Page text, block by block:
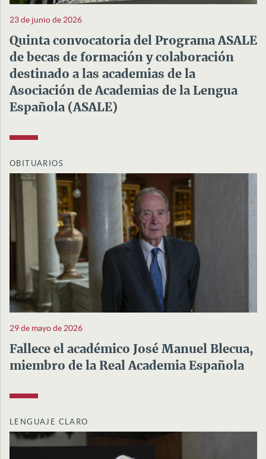
23 de junio de 2026
Quinta convocatoria del Programa ASALE
de becas de formación y colaboración
destinado a las academias de la
Asociación de Academias de la Lengua
Española (ASALE)
OBITUARIOS
29 de mayo de 2026
Fallece el académico José Manuel Blecua,
miembro de la Real Academia Española
LENGUAJE CLARO